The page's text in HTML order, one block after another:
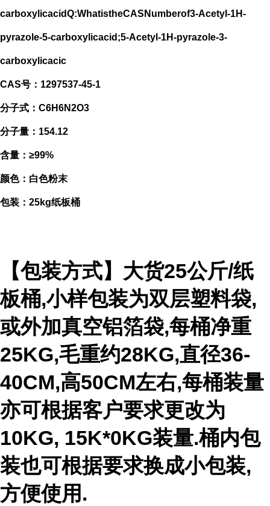
carboxylicacidQ:WhatistheCASNumberof3-Acetyl-1H-
pyrazole-5-carboxylicacid;5-Acetyl-1H-pyrazole-3-
carboxylicacic
CAS号：1297537-45-1
分子式：C6H6N2O3
分子量：154.12
含量：≥99%
颜色：白色粉末
包装：25kg纸板桶
【包装方式】大货25公斤/纸
板桶,小样包装为双层塑料袋,
或外加真空铝箔袋,每桶净重
25KG,毛重约28KG,直径36-
40CM,高50CM左右,每桶装量
亦可根据客户要求更改为
10KG, 15K*0KG装量.桶内包
装也可根据要求换成小包装,
方便使用.